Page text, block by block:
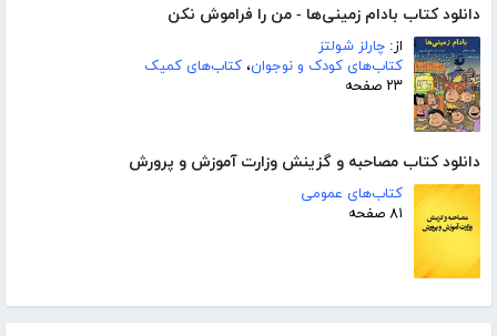
دانلود کتاب بادام زمینی‌ها - من را فراموش نکن
از: چارلز شولتز
کتاب‌های کودک و نوجوان، کتاب‌های کمیک
۲۳ صفحه
دانلود کتاب مصاحبه و گزینش وزارت آموزش و پرورش
کتاب‌های عمومی
۸۱ صفحه